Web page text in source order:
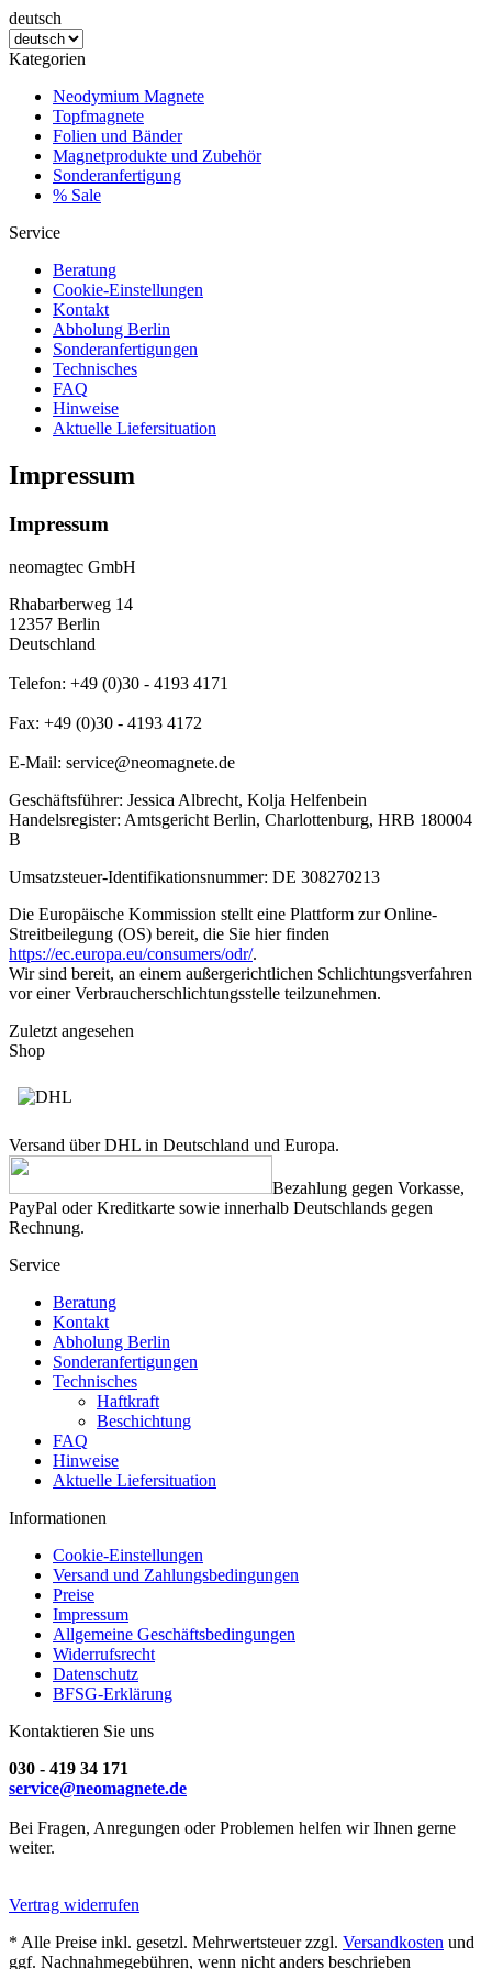
deutsch
Kategorien
Neodymium Magnete
Topfmagnete
Folien und Bänder
Magnetprodukte und Zubehör
Sonderanfertigung
% Sale
Service
Beratung
Cookie-Einstellungen
Kontakt
Abholung Berlin
Sonderanfertigungen
Technisches
FAQ
Hinweise
Aktuelle Liefersituation
Impressum
Impressum
neomagtec GmbH
Rhabarberweg 14
12357 Berlin
Deutschland
Telefon: +49 (0)30 - 4193 4171
Fax: +49 (0)30 - 4193 4172
E-Mail: service@neomagnete.de
Geschäftsführer: Jessica Albrecht, Kolja Helfenbein
Handelsregister: Amtsgericht Berlin, Charlottenburg, HRB 180004
B
Umsatzsteuer-Identifikationsnummer: DE 308270213
Die Europäische Kommission stellt eine Plattform zur Online-
Streitbeilegung (OS) bereit, die Sie hier finden
https://ec.europa.eu/consumers/odr/.
Wir sind bereit, an einem außergerichtlichen Schlichtungsverfahren
vor einer Verbraucherschlichtungsstelle teilzunehmen.
Zuletzt angesehen
Shop
Versand über DHL in Deutschland und Europa.
Bezahlung gegen Vorkasse,
PayPal oder Kreditkarte sowie innerhalb Deutschlands gegen
Rechnung.
Service
Beratung
Kontakt
Abholung Berlin
Sonderanfertigungen
Technisches
Haftkraft
Beschichtung
FAQ
Hinweise
Aktuelle Liefersituation
Informationen
Cookie-Einstellungen
Versand und Zahlungsbedingungen
Preise
Impressum
Allgemeine Geschäftsbedingungen
Widerrufsrecht
Datenschutz
BFSG-Erklärung
Kontaktieren Sie uns
030 - 419 34 171
service@neomagnete.de
Bei Fragen, Anregungen oder Problemen helfen wir Ihnen gerne
weiter.
Vertrag widerrufen
* Alle Preise inkl. gesetzl. Mehrwertsteuer zzgl. Versandkosten und
ggf. Nachnahmegebühren, wenn nicht anders beschrieben